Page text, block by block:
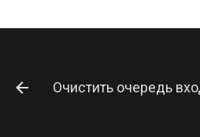
Очистить очередь